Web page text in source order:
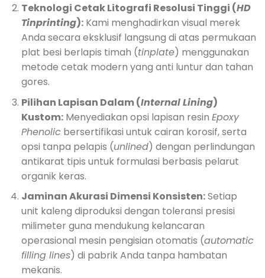
Teknologi Cetak Litografi Resolusi Tinggi (HD
Tinprinting):Kami menghadirkan visual merek
Anda secara eksklusif langsung di atas permukaan
plat besi berlapis timah (tinplate) menggunakan
metode cetak modern yang anti luntur dan tahan
gores.
Pilihan Lapisan Dalam (Internal Lining)
Kustom:Menyediakan opsi lapisan resin Epoxy
Phenolic bersertifikasi untuk cairan korosif, serta
opsi tanpa pelapis (unlined) dengan perlindungan
antikarat tipis untuk formulasi berbasis pelarut
organik keras.
Jaminan Akurasi Dimensi Konsisten:Setiap
unit kaleng diproduksi dengan toleransi presisi
milimeter guna mendukung kelancaran
operasional mesin pengisian otomatis (automatic
filling lines) di pabrik Anda tanpa hambatan
mekanis.